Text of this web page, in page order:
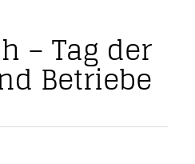
– Tag der
Betriebe